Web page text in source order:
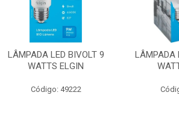
LÂMPADA LED BIVOLT 9
WATTS ELGIN
Código: 49222
LÂMPADA